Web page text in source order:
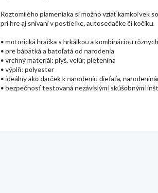
Roztomilého plameniaka si možno vziať kamkoľvek
pri hre aj snívaní v postieľke, autosedačke či kočíku.
• motorická hračka s hrkálkou a kombináciou
• pre bábätká a batoľatá od narodenia
• vrchný materiál: plyš, velúr, pletenina
• výplň: polyester
• ideálny ako darček k narodeniu dieťaťa,
• bezpečnosť testovaná nezávislými skúšobnými